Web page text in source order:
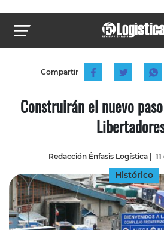
Compartir
Construirán el nuevo
Redacción Énfasis Logística|
Histórico